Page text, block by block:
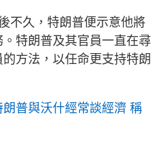
不久，特朗普便示意他將
特朗普及其官員一直在尋
方法，以任命更支持特朗
朗普與沃什經常談經濟 稱